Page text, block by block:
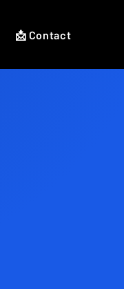
📩 Contact